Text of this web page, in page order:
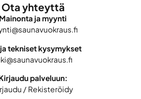
Ota yhteyttä
Mainonta ja myynti
ja tekniset kysymykset
palveluun:
/ Rekisteröidy